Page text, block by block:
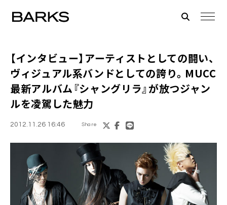
【インタビュー】アーティストとしての闘い、
ヴィジュアル系バンドとしての誇り。 MUCC
最新アルバム『シャングリラ』が放つジャン
ルを凌駕した魅力
2012.11.26 16:46 Share